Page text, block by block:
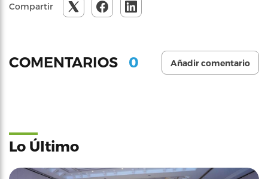
Compartir
COMENTARIOS 0 Añadir comentario
Lo Último